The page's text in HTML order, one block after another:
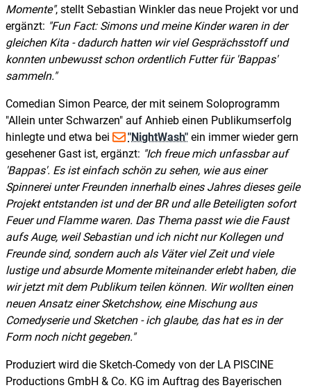
Momente , stellt Sebastian Winkler das neue Projekt vor und
ergänzt: Fun Fact: Simons und meine Kinder waren in der
gleichen Kita - dadurch hatten wir viel Gesprächsstoff und
konnten unbewusst schon ordentlich Futter für 'Bappas'
sammeln.
Comedian Simon Pearce, der mit seinem Soloprogramm
"Allein unter Schwarzen" auf Anhieb einen Publikumserfolg
hinlegte und etwa bei
"NightWash" ein immer wieder gern
gesehener Gast ist, ergänzt: Ich freue mich unfassbar auf
'Bappas'. Es ist einfach schön zu sehen, wie aus einer
Spinnerei unter Freunden innerhalb eines Jahres dieses geile
Projekt entstanden ist und der BR und alle Beteiligten sofort
Feuer und Flamme waren. Das Thema passt wie die Faust
aufs Auge, weil Sebastian und ich nicht nur Kollegen und
Freunde sind, sondern auch als Väter viel Zeit und viele
lustige und absurde Momente miteinander erlebt haben, die
wir jetzt mit dem Publikum teilen können. Wir wollten einen
neuen Ansatz einer Sketchshow, eine Mischung aus
Comedyserie und Sketchen - ich glaube, das hat es in der
Form noch nicht gegeben.
Produziert wird die Sketch-Comedy von der LA PISCINE
Productions GmbH & Co. KG im Auftrag des Bayerischen